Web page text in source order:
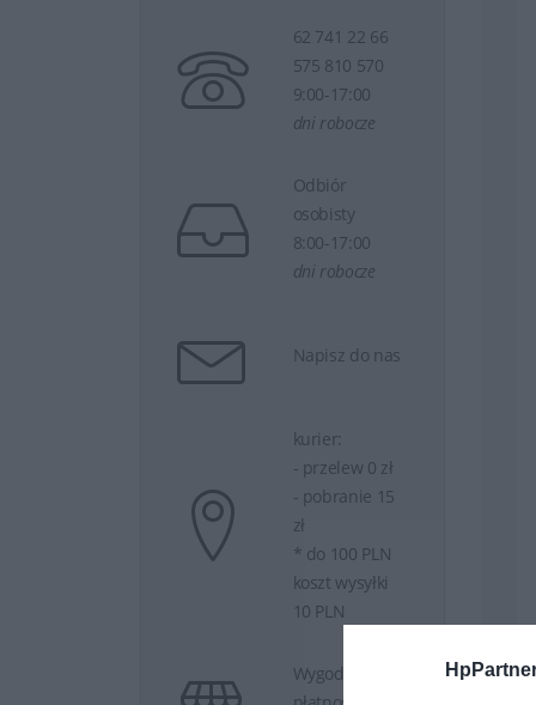
62 741 22 66
575 810 570
9:00-17:00
dni robocze
Odbiór
osobisty
8:00-17:00
dni robocze
Napisz do nas
kurier:
- przelew 0 zł
- pobranie 15
zł
* do 100 PLN
koszt wysyłki
10 PLN
Wygodne